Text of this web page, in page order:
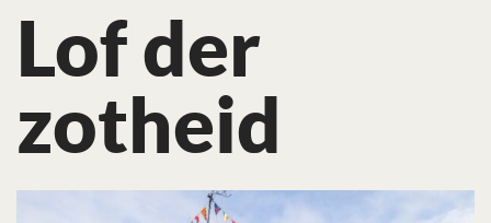
Lof der
zotheid